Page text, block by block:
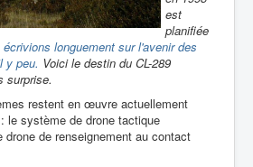
est
planifiée
écrivions longuement sur l'avenir des
y peu. Voici le destin du CL-289
surprise.
restent en œuvre actuellement
le système de drone tactique
drone de renseignement au contact